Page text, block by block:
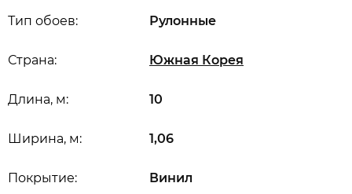
Длина, м: 10
Ширина, м: 1,06
Покрытие: Винил
Страна: Южная Корея
Тип обоев: Рулонные